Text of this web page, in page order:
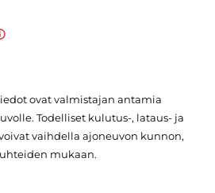
ovat valmistajan antamia
Todelliset kulutus-, lataus- ja
vaihdella ajoneuvon kunnon,
mukaan.